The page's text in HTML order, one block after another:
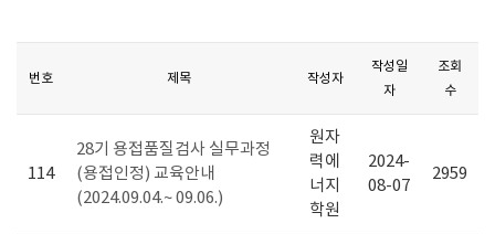
번호 제목 작성자
작성일
자
조회
수
114
28기 용접품질검사 실무과정
(용접인정) 교육안내
(2024.09.04.~ 09.06.)
원자
력에
너지
학원
2024-
08-07
2959